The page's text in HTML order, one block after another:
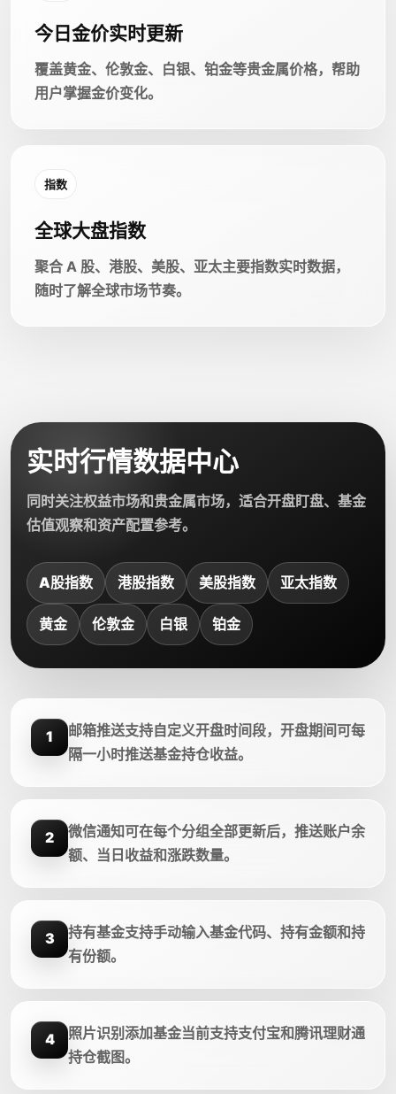
今日金价实时更新
覆盖黄金、伦敦金、白银、铂金等贵金属价格，帮助
用户掌握金价变化。
指数
全球大盘指数
聚合 A 股、港股、美股、亚太主要指数实时数据，
随时了解全球市场节奏。
实时行情数据中心
同时关注权益市场和贵金属市场，适合开盘盯盘、基金
估值观察和资产配置参考。
A股指数 港股指数 美股指数 亚太指数
黄金 伦敦金 白银 铂金
1
邮箱推送支持自定义开盘时间段，开盘期间可每
隔一小时推送基金持仓收益。
2
微信通知可在每个分组全部更新后，推送账户余
额、当日收益和涨跌数量。
3
持有基金支持手动输入基金代码、持有金额和持
有份额。
4
照片识别添加基金当前支持支付宝和腾讯理财通
持仓截图。